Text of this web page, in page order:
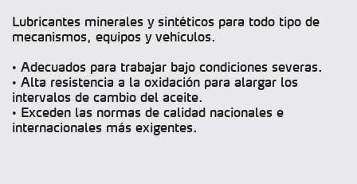
Lubricantes minerales y sintéticos para todo tipo de
mecanismos, equipos y vehículos.
• Adecuados para trabajar bajo condiciones severas.
• Alta resistencia a la oxidación para alargar los
intervalos de cambio del aceite.
• Exceden las normas de calidad nacionales e
internacionales más exigentes.